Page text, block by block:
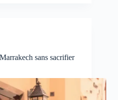
sans sacrifier